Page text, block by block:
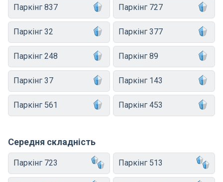
Паркінг 837 Паркінг 727
Паркінг 32 Паркінг 377
Паркінг 248 Паркінг 89
Паркінг 37 Паркінг 143
Паркінг 561 Паркінг 453
Середня складність
Паркінг 723 Паркінг 513